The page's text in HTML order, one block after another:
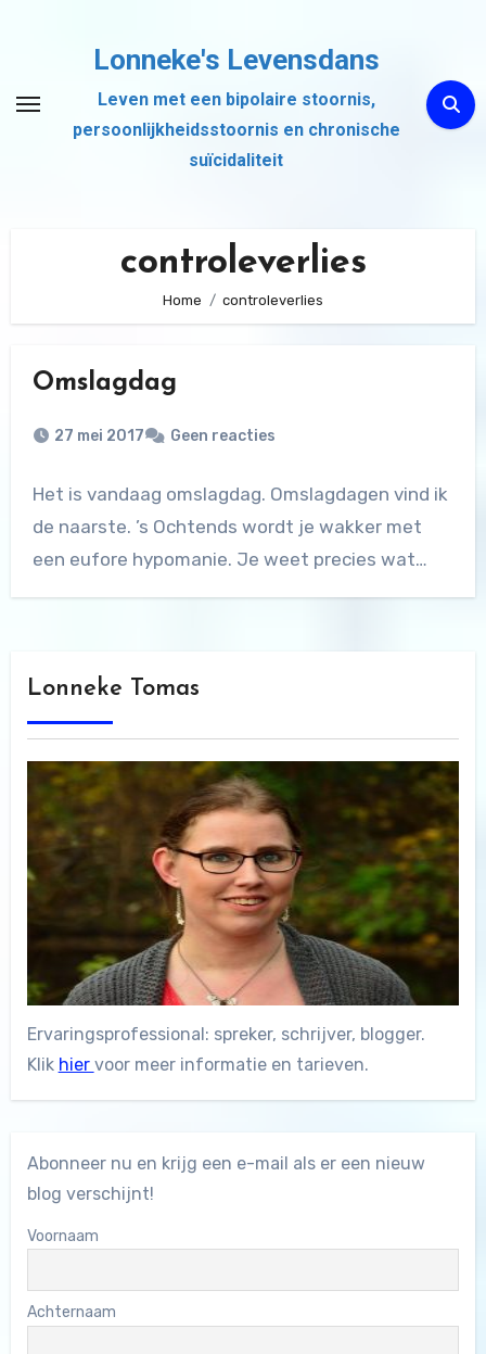
inhoud
Lonneke's Levensdans
Leven met een bipolaire stoornis,
persoonlijkheidsstoornis en chronische
suïcidaliteit
controleverlies
Home controleverlies
Omslagdag
27 mei 2017 Geen reacties
Het is vandaag omslagdag. Omslagdagen vind ik
de naarste. ’s Ochtends wordt je wakker met
een eufore hypomanie. Je weet precies wat…
Lonneke Tomas
Ervaringsprofessional: spreker, schrijver, blogger.
Klik hier voor meer informatie en tarieven.
Abonneer nu en krijg een e-mail als er een nieuw
blog verschijnt!
Voornaam
Achternaam